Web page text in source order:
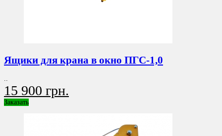
Ящики для крана в окно ПГС-1,0
..
15 900 грн.
Заказать